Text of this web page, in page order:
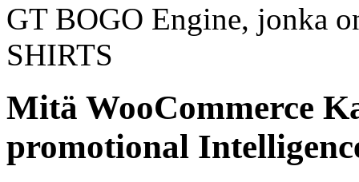
GT BOGO Engine, jonka
SHIRTS
Mitä WooCommerce
promotional